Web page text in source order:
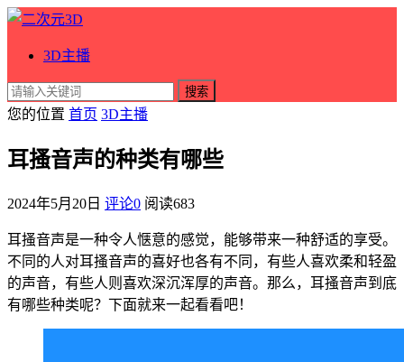
3D主播
搜索
您的位置 首页 3D主播
耳搔音声的种类有哪些
2024年5月20日 评论0 阅读683
耳搔音声是一种令人惬意的感觉，能够带来一种舒适的享受。
不同的人对耳搔音声的喜好也各有不同，有些人喜欢柔和轻盈
的声音，有些人则喜欢深沉浑厚的声音。那么，耳搔音声到底
有哪些种类呢？下面就来一起看看吧！